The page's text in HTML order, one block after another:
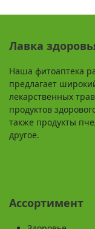
Лавка
Наша фитоаптека
предлагает
лекарственных
продуктов
также продукты
другое.
Ассортимент